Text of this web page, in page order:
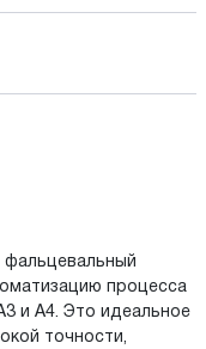
фальцевальный
процесса
и A4. Это идеальное
точности,